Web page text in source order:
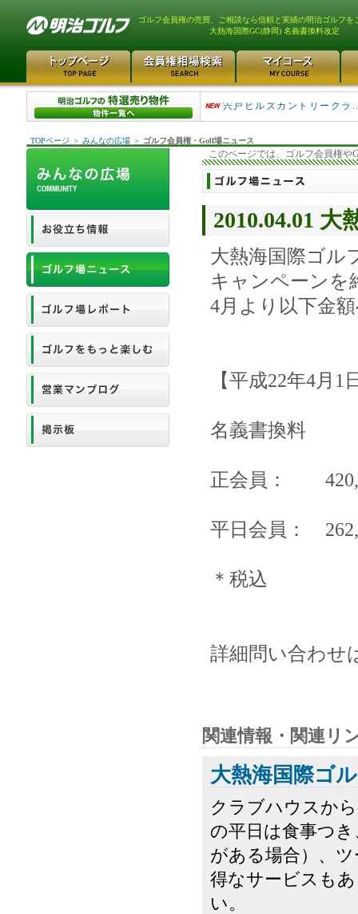
ゴルフ会員権の売買、ご相談なら信頼と実績の明治ゴルフを
大熱海国際GC(静岡) 名義書換料改定
大利根カントリークラブ
宍戸ヒルズカントリークラ
TOPページ ＞ みんなの広場 ＞ ゴルフ会員権・Golf場ニュース
このページでは、ゴルフ会員権や
2010.04.01
大熱海国際ゴル
キャンペーンを
4月より以下金
【平成22年4月1
名義書換料
正会員：
平日会員：
＊税込
詳細問い合わせ
関連情報・関連リ
大熱海国際ゴ
クラブハウスか
の平日は食事つ
がある場合）、
得なサービスも
い。